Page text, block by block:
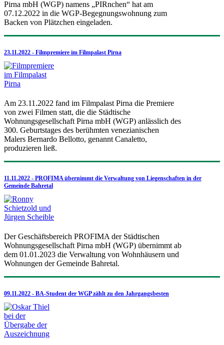
Pirna mbH (WGP) namens „PIRnchen“ hat am
07.12.2022 in die WGP-Begegnungswohnung zum
Backen von Plätzchen eingeladen.
23.11.2022 - Filmpremiere im Filmpalast Pirna
Am 23.11.2022 fand im Filmpalast Pirna die Premiere
von zwei Filmen statt, die die Städtische
Wohnungsgesellschaft Pirna mbH (WGP) anlässlich des
300. Geburtstages des berühmten venezianischen
Malers Bernardo Bellotto, genannt Canaletto,
produzieren ließ.
11.11.2022 - PROFIMA übernimmt die Verwaltung von Liegenschaften in der
Gemeinde Bahretal
Der Geschäftsbereich PROFIMA der Städtischen
Wohnungsgesellschaft Pirna mbH (WGP) übernimmt ab
dem 01.01.2023 die Verwaltung von Wohnhäusern und
Wohnungen der Gemeinde Bahretal.
09.11.2022 - BA-Student der WGP zählt zu den Jahrgangsbesten